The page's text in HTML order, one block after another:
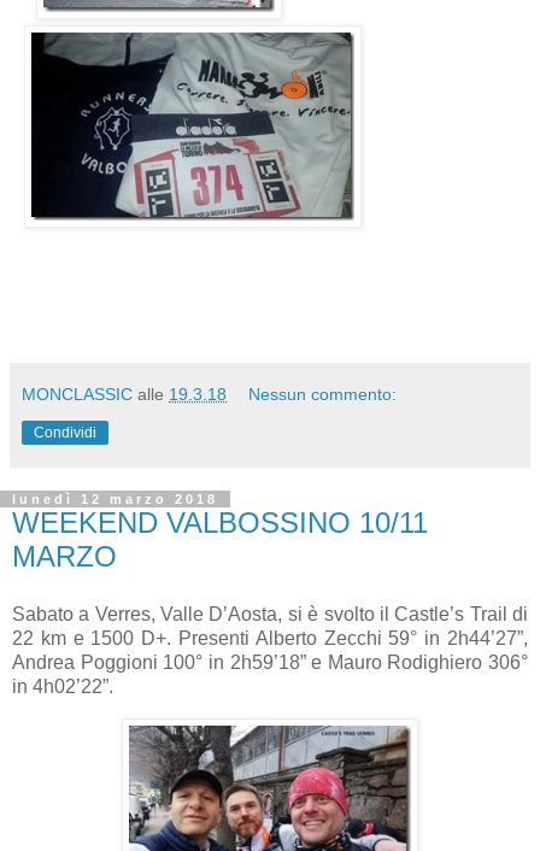
MONCLASSIC alle 19.3.18 Nessun commento:
Condividi
lunedì 12 marzo 2018
WEEKEND VALBOSSINO 10/11
MARZO
Sabato a Verres, Valle D’Aosta, si è svolto il Castle’s Trail di
22 km e 1500 D+. Presenti Alberto Zecchi 59° in 2h44’27”,
Andrea Poggioni 100° in 2h59’18” e Mauro Rodighiero 306°
in 4h02’22”.